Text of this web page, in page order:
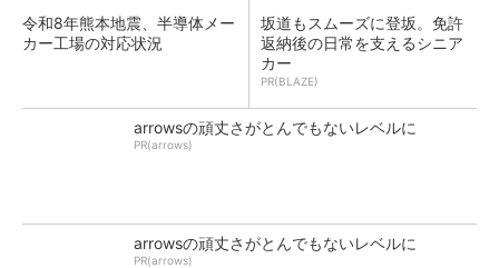
令和8年熊本地震、半導体メー
カー工場の対応状況
坂道もスムーズに登坂。免許
返納後の日常を支えるシニア
カー
PR(BLAZE)
arrowsの頑丈さがとんでもないレベルに
PR(arrows)
arrowsの頑丈さがとんでもないレベルに
PR(arrows)